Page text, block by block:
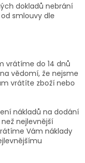
dokladů nebrání
smlouvy dle
vrátíme do 14 dnů
vědomí, že nejsme
vrátíte zboží nebo
nákladů na dodání
nejlevnější
Vám náklady